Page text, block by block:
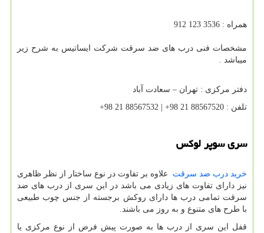
همراه : 3536 123 912
مشخصات فنی درب های ضد سرقت شرکت ایساتیس به شرح زیر
میباشد .
دفتر مرکزی : تهران – سعادت آباد
تلفن : 88567520 21 98+ | 88567532 21 98+
سری سوپر لوکس
خرید درب ضد سرقت علاوه بر تفاوت در نوع ساختار از نظر ظاهری
نیز دارای تفاوت های زیادی می باشد در این سری از درب های ضد
سرقت تمامی درب ها دارای روکش برجسته از جنس چوب طبیعی
با طرح های متنوع و به روز می باشند.
قفل این سری از درب ها به صورت پیش فرض از نوع مرکزی یا